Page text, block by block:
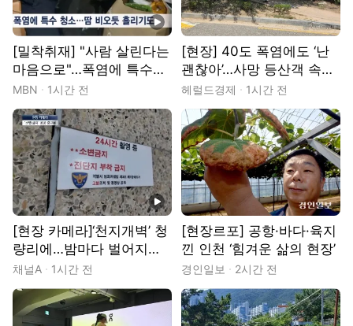
[밀착취재] "사람 살린다는
마음으로"…폭염에 특수청
소 현장 가보니
MBN 1시간 전
[현장] 40도 폭염에도 ‘난
괜찮아’…사망 등산객 속출
에도 끊이지 않는 산행 [세
상&]
헤럴드경제 1시간 전
[현장 카메라]‘천지개벽’ 청
량리에…밤마다 벌어지는
‘노상방뇨 전쟁’
채널A 1시간 전
[현장르포] 공항·바다·육지
낀 인천 ‘힘겨운 삶의 현장’
경인일보 2시간 전